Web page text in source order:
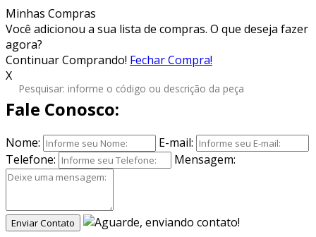
Minhas Compras
Você adicionou a sua lista de compras. O que deseja fazer
agora?
Continuar Comprando! Fechar Compra!
X
Fale Conosco:
Nome:
E-mail:
Telefone:
Mensagem:
Enviar Contato